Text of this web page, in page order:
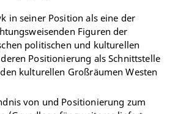
in seiner Position als eine der
Figuren der
politischen und kulturellen
Positionierung als Schnittstelle
kulturellen Großräumen Westen
von und Positionierung zum